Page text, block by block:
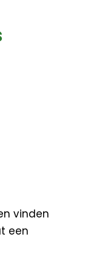
vinden
een